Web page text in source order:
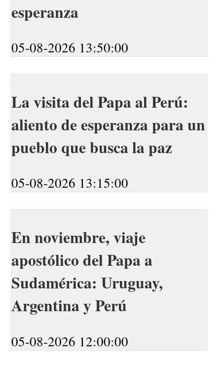
esperanza
05-08-2026 13:50:00
La visita del Papa al Perú:
aliento de esperanza para un
pueblo que busca la paz
05-08-2026 13:15:00
En noviembre, viaje
apostólico del Papa a
Sudamérica: Uruguay,
Argentina y Perú
05-08-2026 12:00:00